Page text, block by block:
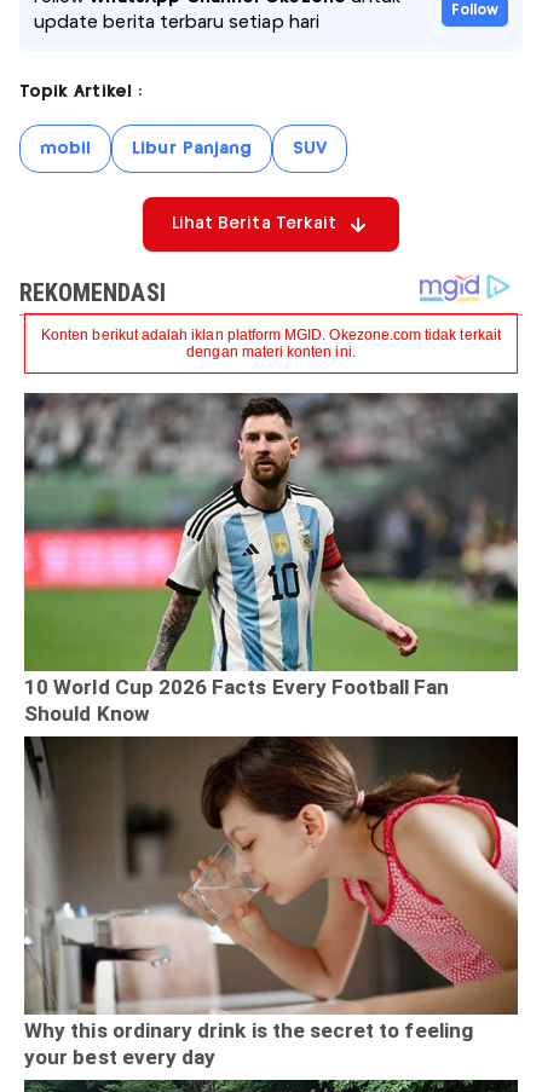
update berita terbaru setiap hari
Follow
Topik Artikel :
mobil Libur Panjang SUV
Lihat Berita Terkait